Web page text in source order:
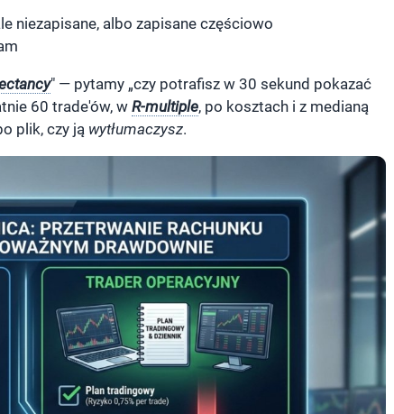
niezapisane, albo zapisane częściowo
" — pytamy „czy potrafisz w 30 sekund pokazać
60 trade'ów, w R-multiple, po kosztach i z medianą
plik, czy ją wytłumaczysz.